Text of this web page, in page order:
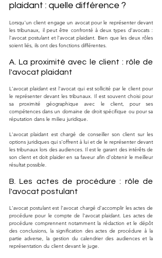
plaidant : quelle différence ?
Lorsqu'un client engage un avocat pour le représenter devant
les tribunaux, il peut être confronté à deux types d'avocats :
l'avocat postulant et l'avocat plaidant. Bien que les deux rôles
soient liés, ils ont des fonctions différentes.
A. La proximité avec le client : rôle de
l'avocat plaidant
L'avocat plaidant est l'avocat qui est sollicité par le client pour
le représenter devant les tribunaux. Il est souvent choisi pour
sa proximité géographique avec le client, pour ses
compétences dans un domaine de droit spécifique ou pour sa
réputation dans le milieu juridique.
L'avocat plaidant est chargé de conseiller son client sur les
options juridiques qui s'offrent à lui et de le représenter devant
les tribunaux lors des audiences. Il est le garant des intérêts de
son client et doit plaider en sa faveur afin d'obtenir le meilleur
résultat possible.
B. Les actes de procédure : rôle de
l'avocat postulant
L'avocat postulant est l'avocat chargé d'accomplir les actes de
procédure pour le compte de l'avocat plaidant. Les actes de
procédure comprennent notamment la rédaction et le dépôt
des conclusions, la signification des actes de procédure à la
partie adverse, la gestion du calendrier des audiences et la
représentation du client devant le juge.